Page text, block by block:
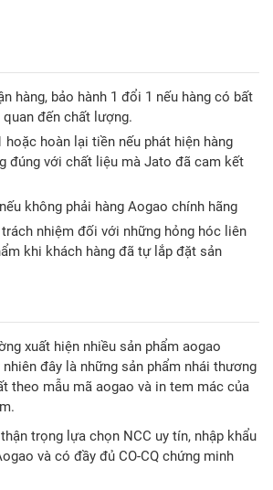
hàng, bảo hành 1 đổi 1 nếu hàng có bất
đến chất lượng.
hoặc hoàn lại tiền nếu phát hiện hàng
đúng với chất liệu mà Jato đã cam kết
không phải hàng Aogao chính hãng
nhiệm đối với những hỏng hóc liên
khi khách hàng đã tự lắp đặt sản
xuất hiện nhiều sản phẩm aogao
nhiên đây là những sản phẩm nhái thương
theo mẫu mã aogao và in tem mác của
trọng lựa chọn NCC uy tín, nhập khẩu
và có đầy đủ CO-CQ chứng minh